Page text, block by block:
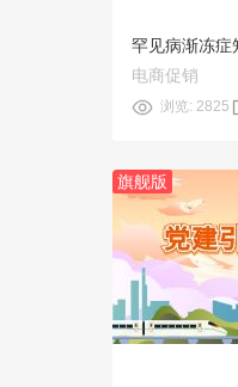
罕见病渐冻症
电商促销
浏览: 2825
旗舰版